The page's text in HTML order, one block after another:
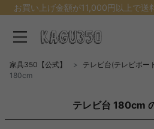
お買い上げ金額が11,000円以上で送
家具350【公式】 テレビ台(テレビボー
180cm
テレビ台 180cm